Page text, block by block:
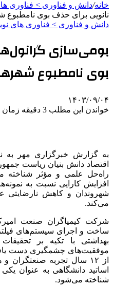
خانه/دانش و فناوری > فناوری
نانویی برای حذف بوی نامطبوع
دانش و فناوری > فناوری های
بومی‌سازی
بوی نامطبوع
۱۴۰۳/۰۹/۰۴
خواندن این مطلب 3 دقیقه زمان میبرد
به گزارش خبرگزاری مهر به
اقتصاد دانش بنیان ریاست
راه‌حل علمی و مؤثر شناخته
افزایش کارایی نسبت به
شهروندان و کاهش
می‌کند.
شرکت کیمیاگران صنعت
ساخت و اجرای سیستم‌های
بهداشتی با تکیه بر
موفقیت‌های چشمگیری دست
از ۱۲ سال تجربه
اساتید دانشگاهی به عنوان
شناخته می‌شود.